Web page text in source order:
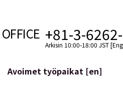
+81-3-
Arkisin 10:00-18:00 JST
Avoimet työpaikat [en]